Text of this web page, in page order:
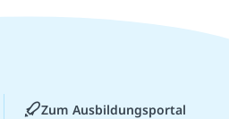
Zum Ausbildungsportal